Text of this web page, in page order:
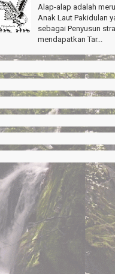
Alap-alap adalah
Anak Laut Pakidulan
sebagai Penyusun
mendapatkan Tar...